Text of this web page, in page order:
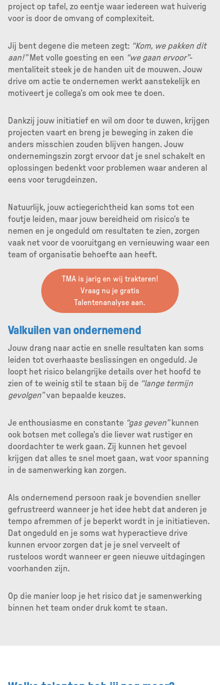
project op tafel, zo eentje waar iedereen wat huiverig
voor is door de omvang of complexiteit.
Jij bent degene die meteen zegt: “Kom, we pakken dit
aan!”Met volle goesting en een “we gaan ervoor”-
mentaliteit steek je de handen uit de mouwen. Jouw
drive om actie te ondernemen werkt aanstekelijk en
motiveert je collega’s om ook mee te doen.
Dankzij jouw initiatief en wil om door te duwen, krijgen
projecten vaart en breng je beweging in zaken die
anders misschien zouden blijven hangen. Jouw
ondernemingszin zorgt ervoor dat je snel schakelt en
oplossingen bedenkt voor problemen waar anderen al
eens voor terugdeinzen.
Natuurlijk, jouw actiegerichtheid kan soms tot een
foutje leiden, maar jouw bereidheid om risico’s te
nemen en je ongeduld om resultaten te zien, zorgen
vaak net voor de vooruitgang en vernieuwing waar een
team of organisatie behoefte aan heeft.
TMA is jarig en wij trakteren!
Vraag nu je gratis
Talentenanalyse aan.
Valkuilen van ondernemend
Jouw drang naar actie en snelle resultaten kan soms
leiden tot overhaaste beslissingen en ongeduld. Je
loopt het risico belangrijke details over het hoofd te
zien of te weinig stil te staan bij de “lange termijn
gevolgen”van bepaalde keuzes.
Je enthousiasme en constante “gas geven”kunnen
ook botsen met collega’s die liever wat rustiger en
doordachter te werk gaan. Zij kunnen het gevoel
krijgen dat alles te snel moet gaan, wat voor spanning
in de samenwerking kan zorgen.
Als ondernemend persoon raak je bovendien sneller
gefrustreerd wanneer je het idee hebt dat anderen je
tempo afremmen of je beperkt wordt in je initiatieven.
Dat ongeduld en je soms wat hyperactieve drive
kunnen ervoor zorgen dat je je snel verveelt of
rusteloos wordt wanneer er geen nieuwe uitdagingen
voorhanden zijn.
Op die manier loop je het risico dat je samenwerking
binnen het team onder druk komt te staan.